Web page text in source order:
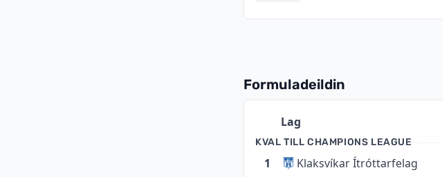
Formuladeildin
Lag
KVAL TILL CHAMPIONS LEAGUE
1 Klaksvíkar Ítróttarfelag